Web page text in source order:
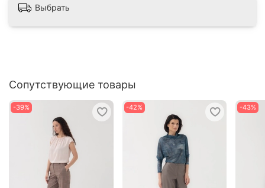
Выбрать
Сопутствующие товары
-39% -42% -43%